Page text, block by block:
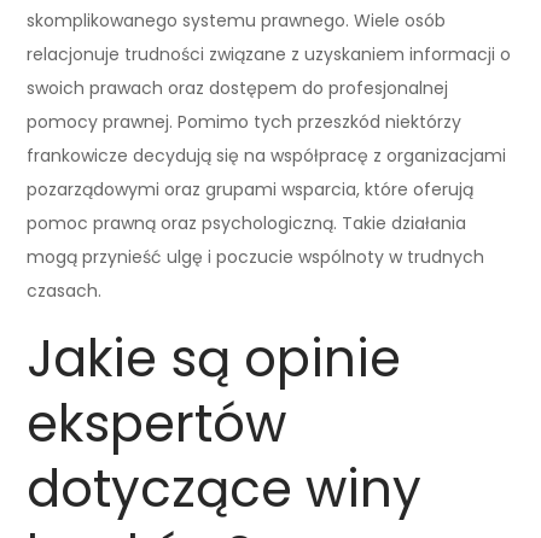
skomplikowanego systemu prawnego. Wiele osób
relacjonuje trudności związane z uzyskaniem informacji o
swoich prawach oraz dostępem do profesjonalnej
pomocy prawnej. Pomimo tych przeszkód niektórzy
frankowicze decydują się na współpracę z organizacjami
pozarządowymi oraz grupami wsparcia, które oferują
pomoc prawną oraz psychologiczną. Takie działania
mogą przynieść ulgę i poczucie wspólnoty w trudnych
czasach.
Jakie są opinie
ekspertów
dotyczące winy